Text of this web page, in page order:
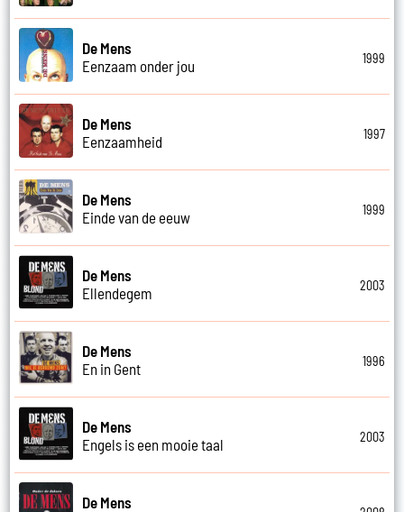
De Mens
Eenzaam onder jou
1999
De Mens
Eenzaamheid
1997
De Mens
Einde van de eeuw
1999
De Mens
Ellendegem
2003
De Mens
En in Gent
1996
De Mens
Engels is een mooie taal
2003
De Mens